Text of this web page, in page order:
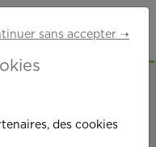
sans accepter ➝
des cookies